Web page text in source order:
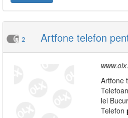
2 Artfone telefon
Artfone
lei
Telefon